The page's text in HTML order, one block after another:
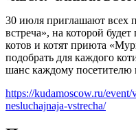
30 июля приглашают всех
встреча», на которой
котов и котят приюта
подобрать для каждого
шанс каждому посетителю
https://kudamoscow.ru/
nesluchajnaja-vstrecha/